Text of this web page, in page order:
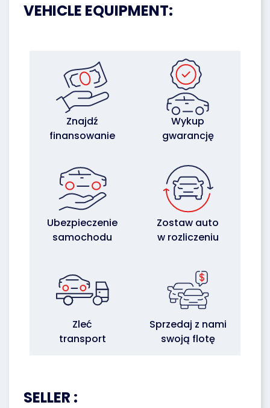
VEHICLE EQUIPMENT:
Znajdź
finansowanie
Wykup
gwarancję
Ubezpieczenie
samochodu
Zostaw auto
w rozliczeniu
Zleć
transport
Sprzedaj z nami
swoją flotę
SELLER :